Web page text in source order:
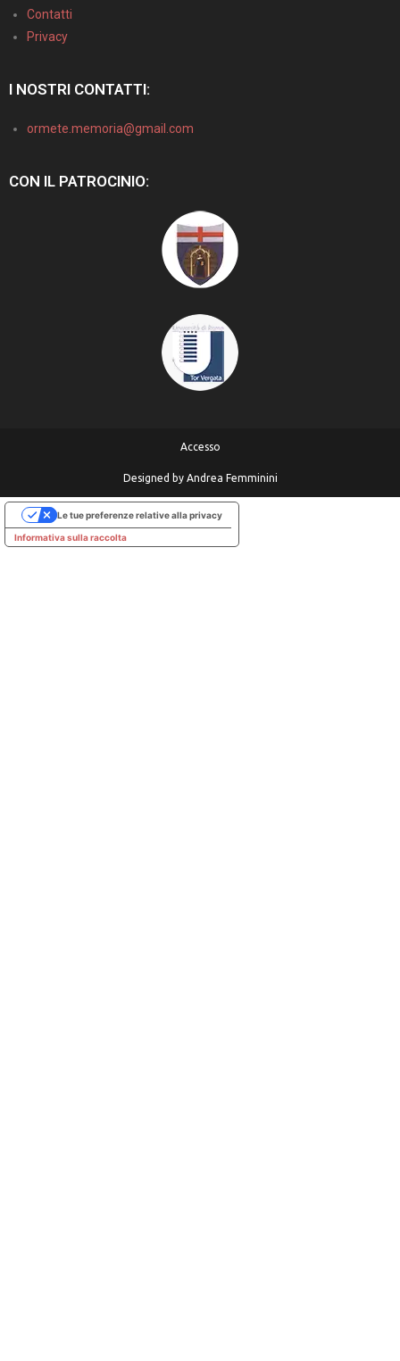
Contatti
Privacy
I NOSTRI CONTATTI:
ormete.memoria@gmail.com
CON IL PATROCINIO:
Accesso
Designed by Andrea Femminini
Informativa sulla raccolta
Le tue preferenze relative alla privacy